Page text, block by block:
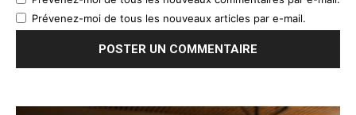
Prévenez-moi de tous les nouveaux articles par e-mail.